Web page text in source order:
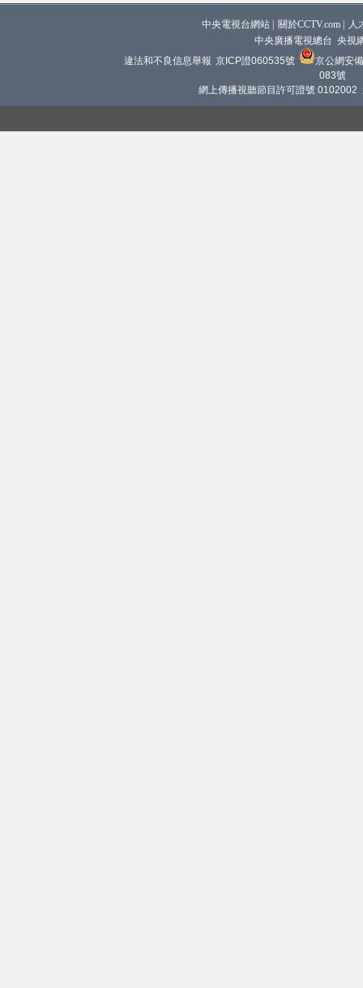
中央電視台網站 關於CCTV.com
人
中央廣播電視總台 央視
違法和不良信息舉報 京ICP證060535號
京公網安
083號
網上傳播視聽節目許可證號 0102002